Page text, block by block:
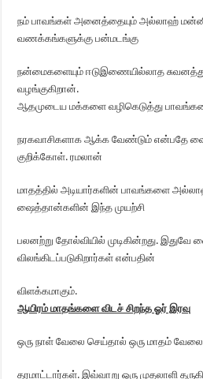
நம் பாவங்கள் அனைத்தையும் அல்லாஹ்
வணக்கங்களுக்கு பன்மடங்கு
நன்மைகளையும் ஈடுஇணையில்லாத
வழங்குகிறான்.
ஆதமுடைய மக்களை வழிகெடுத்து
நரகவாசிகளாக ஆக்க வேண்டும் என்பதே
குறிக்கோள். ரமலான்
மாதத்தில் அடியார்களின் பாவங்களை
ஷைத்தான்களின் இந்த முயற்சி
பலனற்று தோல்வியில் முடிகின்றது.
விலங்கிடப்படுகிறார்கள் என்பதின்
விளக்கமாகும்.
ஆயிரம் மாதங்களை விடச் சிறந்த ஓர் இரவு
ஒரு நாள் வேலை செய்தால் ஒரு மாதம் வேலை
தரமாட்டார்கள். இவ்வாறு ஒரு முதலாளி